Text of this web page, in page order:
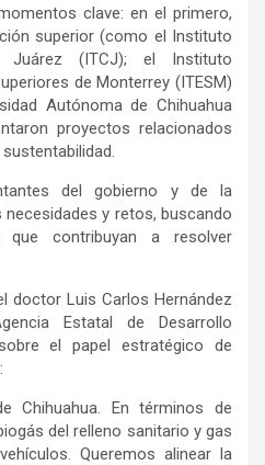
clave: en el primero,
superior (como el Instituto
Juárez (ITCJ); el Instituto
de Monterrey (ITESM)
Autónoma de Chihuahua
proyectos relacionados
del gobierno y de la
y retos, buscando
que contribuyan a resolver
doctor Luis Carlos Hernández
Estatal de Desarrollo
el papel estratégico de
Chihuahua. En términos de
del relleno sanitario y gas
Queremos alinear la